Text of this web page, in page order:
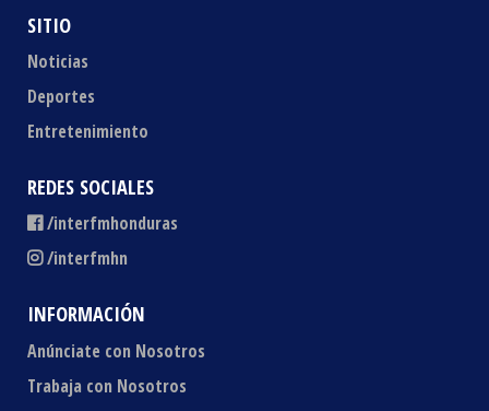
SITIO
Noticias
Deportes
Entretenimiento
REDES SOCIALES
/interfmhonduras
/interfmhn
INFORMACIÓN
Anúnciate con Nosotros
Trabaja con Nosotros